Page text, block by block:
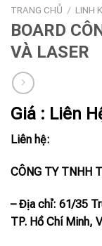
TRANG CHỦ / LINH
BOARD
VÀ LASER
Giá : Liên
Liên hệ:
CÔNG TY TNHH
– Địa chỉ: 61/35
TP. Hồ Chí Minh,